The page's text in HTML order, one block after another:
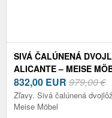
SIVÁ ČALÚNENÁ
ALICANTE – MEISE
832,00 EUR 979,00 €
Zľavy. Sivá čalúnená
Meise Möbel